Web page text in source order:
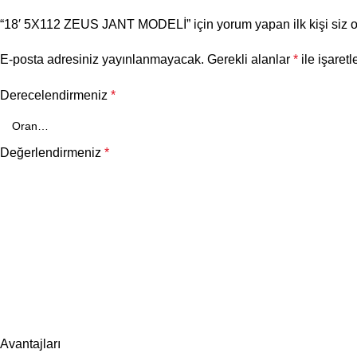
“18′ 5X112 ZEUS JANT MODELİ” için yorum yapan ilk kişi siz
E-posta adresiniz yayınlanmayacak. Gerekli alanlar * ile
Derecelendirmeniz *
Değerlendirmeniz *
Avantajları